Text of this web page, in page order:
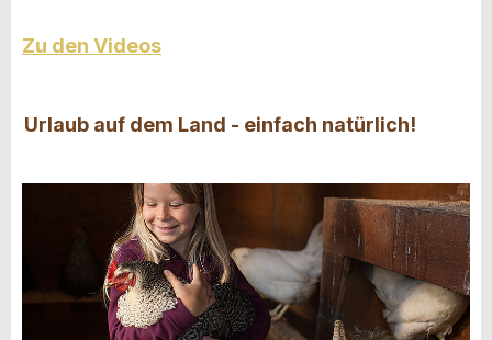
Zu den Videos
Urlaub auf dem Land - einfach natürlich!